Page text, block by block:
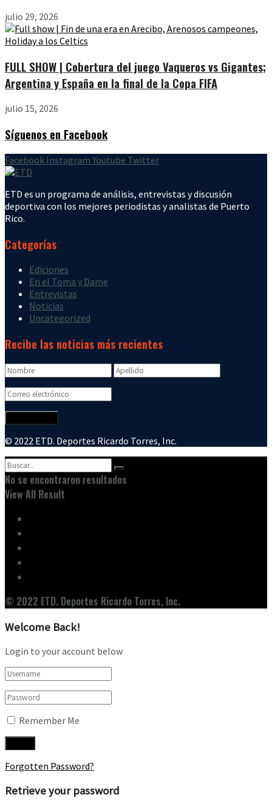
julio 29, 2026
FULL SHOW | Cobertura del juego Vaqueros vs Gigantes;
Argentina y España en la final de la Copa FIFA
julio 15, 2026
Síguenos en Facebook
Facebook Instagram Youtube Twitter
ETD es un programa de análisis, entrevistas y discusión
deportiva con los mejores periodistas y analistas de Puerto
Rico.
Categorías
Ediciones
En el Toma y Dame
Entrevistas
Noticias
Uncategorized
Recibe las noticias más recientes
© 2022 ETD. Deportes Ricardo Torres, Inc.
No se encontraron resultados
View All Result
© 2022 ETD. Deportes Ricardo Torres, Inc.
Welcome Back!
Login to your account below
Remember Me
Forgotten Password?
Retrieve your password